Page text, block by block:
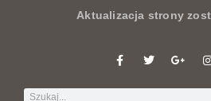
Aktualizacja strony